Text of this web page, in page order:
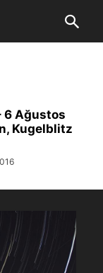
6 Ağustos
Kugelblitz